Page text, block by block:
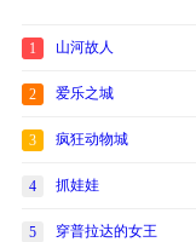
1 山河故人
2 爱乐之城
3 疯狂动物城
4 抓娃娃
5 穿普拉达的女王